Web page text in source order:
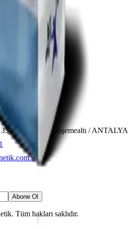
Cadde No: 3 Döşemealtı / ANTALYA
Abone Ol
Tüm hakları saklıdır.